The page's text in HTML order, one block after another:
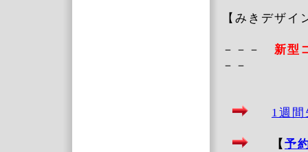
【みきデザ
－－－ 新型
－－
1週
【 予